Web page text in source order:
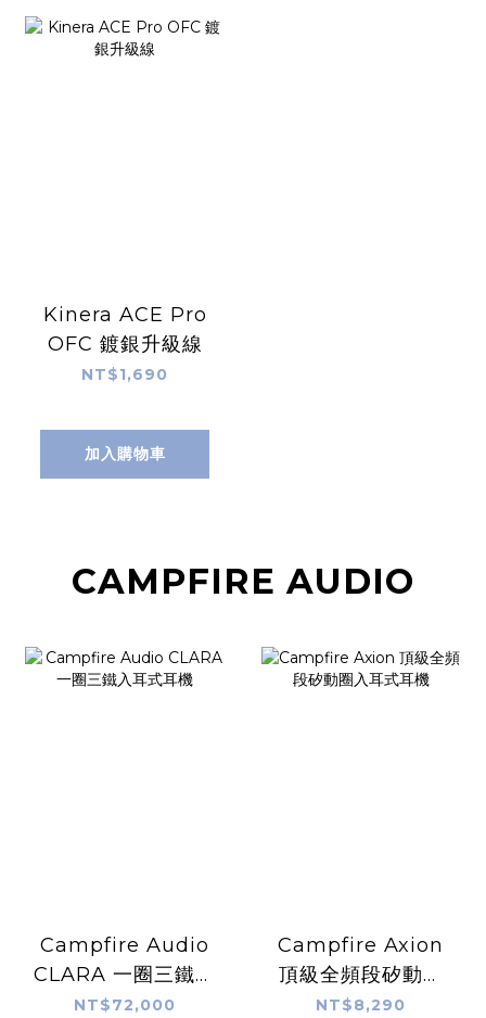
Kinera ACE Pro
OFC 鍍銀升級線
NT$1,690
加入購物車
CAMPFIRE AUDIO
Campfire Audio
CLARA 一圈三鐵入
耳式耳機
NT$72,000
Campfire Axion
頂級全頻段矽動圈
入耳式耳機
NT$8,290